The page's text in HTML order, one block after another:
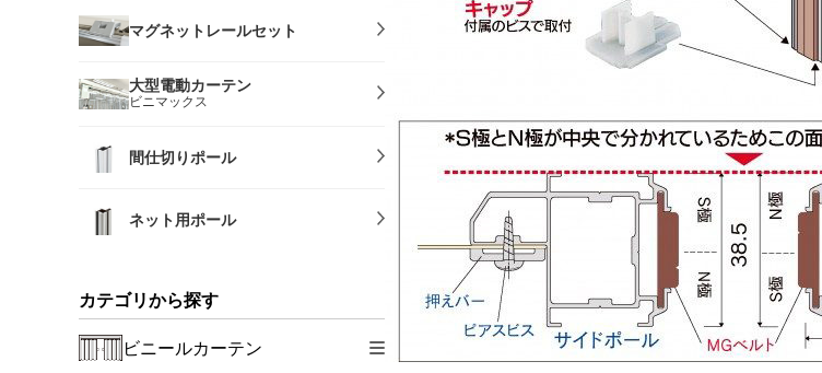
マグネットレールセット
大型電動カーテン
ビニマックス
間仕切りポール
ネット用ポール
カテゴリから探す
ビニールカーテン